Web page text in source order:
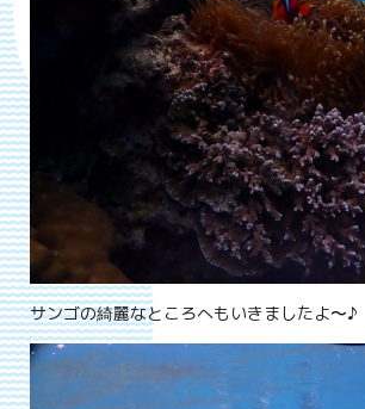
サンゴの綺麗なところへもいきましたよ〜♪